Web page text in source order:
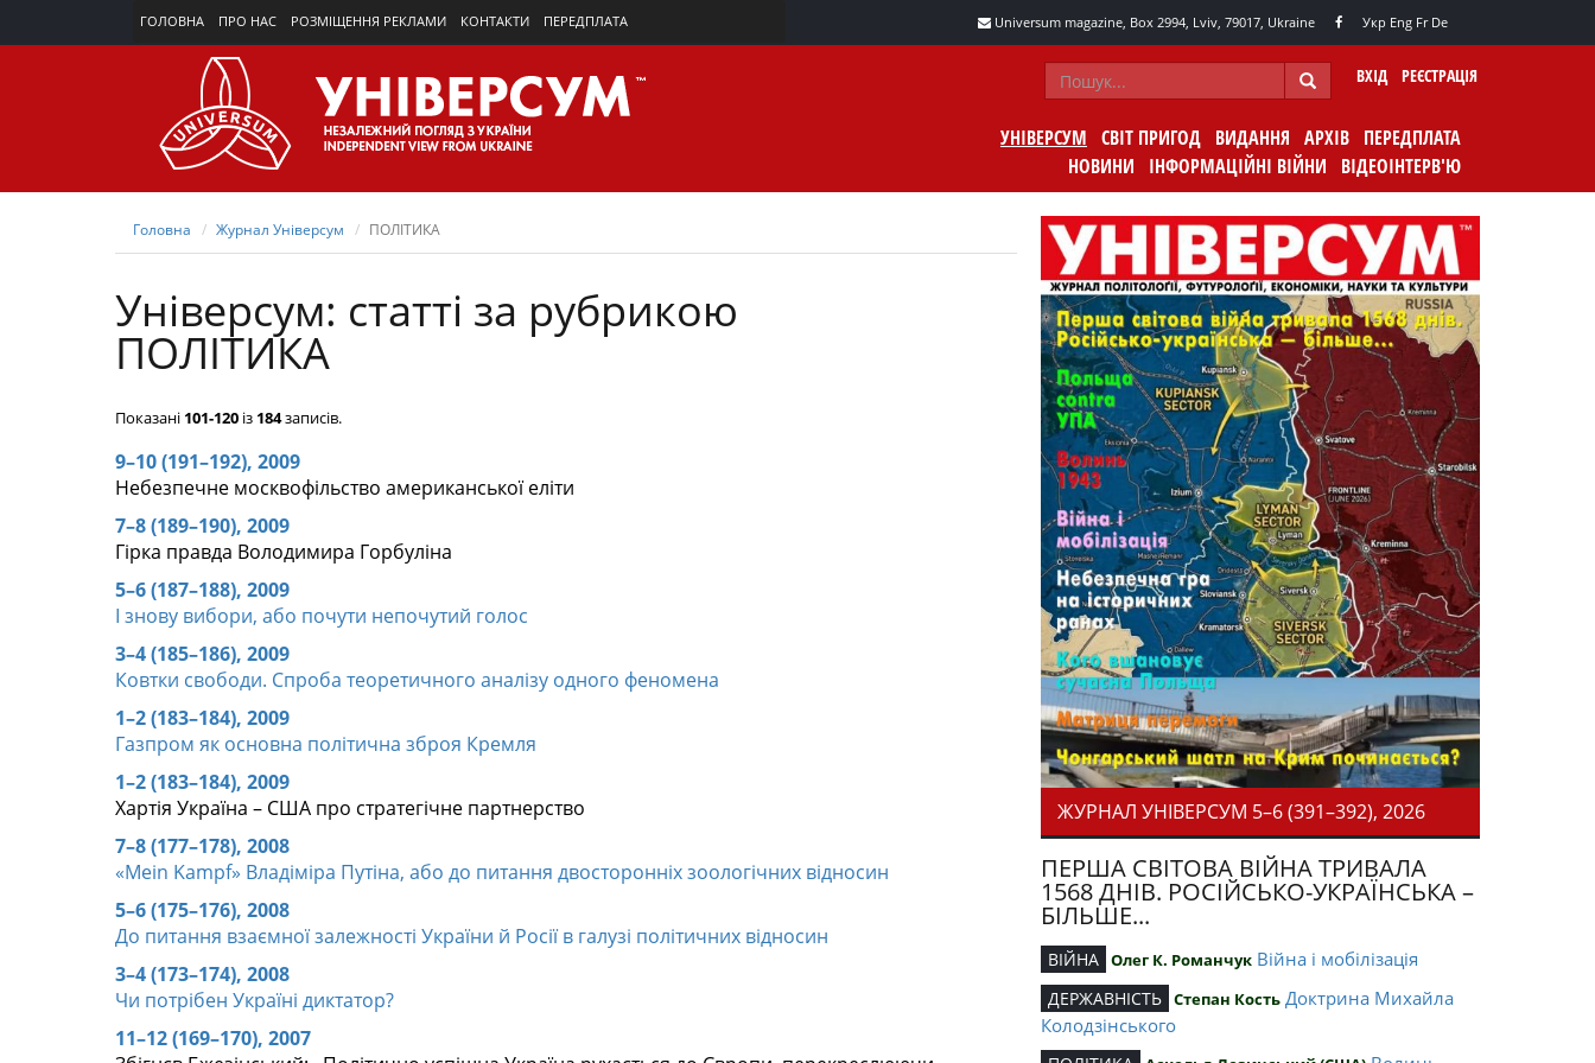
ГОЛОВНА ПРО НАС РОЗМІЩЕННЯ РЕКЛАМИ КОНТАКТИ ПЕРЕДПЛАТА Universum magazine, Box 2994, Lviv, 79017, Ukraine Укр Eng Fr De
ВХІД РЕЄСТРАЦІЯ
УНІВЕРСУМ СВІТ ПРИГОД ВИДАННЯ АРХІВ ПЕРЕДПЛАТА
НОВИНИ
ІНФОРМАЦІЙНІ ВІЙНИ ВІДЕОІНТЕРВ'Ю
Головна Журнал Універсум ПОЛІТИКА
Універсум: cтатті за рубрикою
ПОЛІТИКА
Показані 101-120 із 184записів.
9–10 (191–192), 2009
Небезпечне москвофільство американської еліти
7–8 (189–190), 2009
Гірка правда Володимира Горбуліна
5–6 (187–188), 2009
І знову вибори, або почути непочутий голос
3–4 (185–186), 2009
Ковтки свободи. Спроба теоретичного аналізу одного феномена
1–2 (183–184), 2009
Газпром як основна політична зброя Кремля
1–2 (183–184), 2009
Хартія Україна – США про стратегічне партнерство
7–8 (177–178), 2008
«Mein Kampf» Владіміра Путіна, або до питання двосторонніх зоологічних відносин
5–6 (175–176), 2008
До питання взаємної залежності України й Росії в галузі політичних відносин
3–4 (173–174), 2008
Чи потрібен Україні диктатор?
11–12 (169–170), 2007
ЖУРНАЛ УНІВЕРСУМ 5–6 (391–392), 2026
ПЕРША СВІТОВА ВІЙНА ТРИВАЛА
1568 ДНІВ. РОСІЙСЬКО-УКРАЇНСЬКА –
БІЛЬШЕ...
ВІЙНА Олег К. Романчук Війна і мобілізація
ДЕРЖАВНІСТЬ Степан Кость Доктрина Михайла
Колодзінського